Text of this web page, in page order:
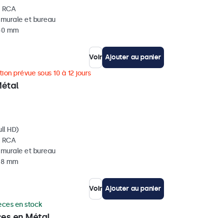
RCA
et bureau
mm
Voir Ajouter au panier
prévue sous 10 à 12 jours
HD)
RCA
et bureau
mm
Voir Ajouter au panier
en stock